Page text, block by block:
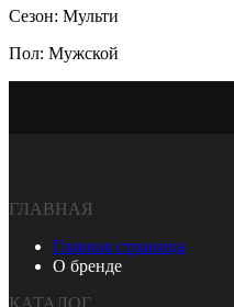
Сезон: Мульти
Пол: Мужской
ГЛАВНАЯ
Главная страница
О бренде
КАТАЛОГ